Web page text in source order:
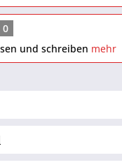
0
und schreiben mehr